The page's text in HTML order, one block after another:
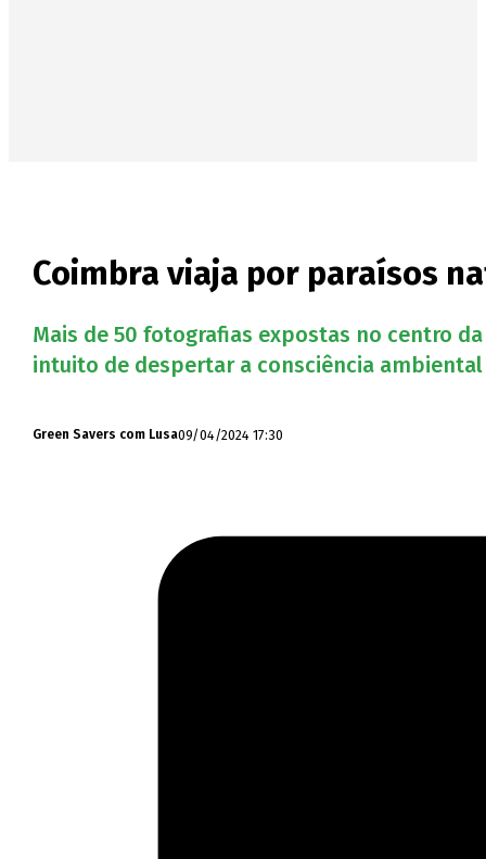
Coimbra viaja por paraísos
Mais de 50 fotografias expostas no centro
intuito de despertar a consciência
Green Savers com Lusa09/04/2024 17:30